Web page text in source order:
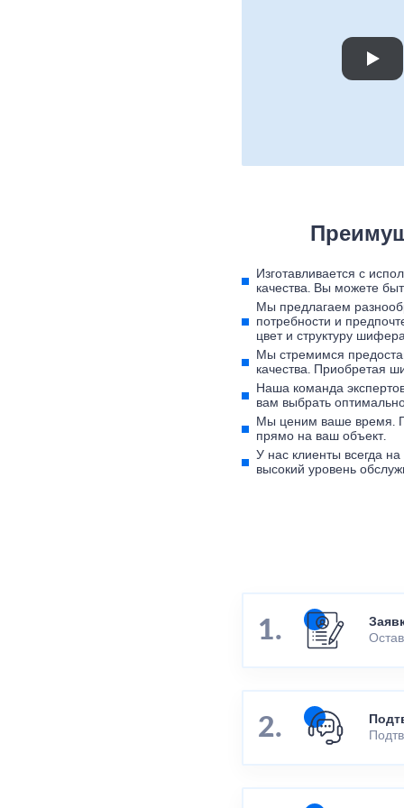
Изготавливается с
качества. Вы можете
Мы предлагаем
потребности и
цвет и структуру
Мы стремимся
качества. Приобретая
Наша команда
вам выбрать
Мы ценим ваше время.
прямо на ваш объект.
У нас клиенты всегда
высокий уровень